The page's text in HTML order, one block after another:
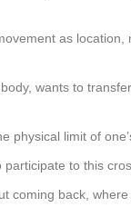
as
wants to
physical limit of
to this
back,